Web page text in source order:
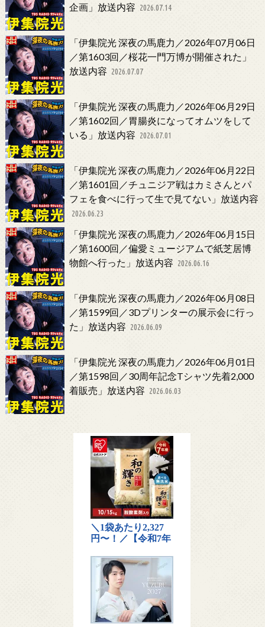
企画」放送内容 2026.07.14
「伊集院光 深夜の馬鹿力／2026年07月06日
／第1603回／桜花一門万博が開催された」
放送内容 2026.07.07
「伊集院光 深夜の馬鹿力／2026年06月29日
／第1602回／胃腸炎になってオムツをして
いる」放送内容 2026.07.01
「伊集院光 深夜の馬鹿力／2026年06月22日
／第1601回／チュニジア戦はカミさんとパ
フェを食べに行って生で見てない」放送内容
2026.06.23
「伊集院光 深夜の馬鹿力／2026年06月15日
／第1600回／偏愛ミュージアムで紙芝居博
物館へ行った」放送内容 2026.06.16
「伊集院光 深夜の馬鹿力／2026年06月08日
／第1599回／3Dプリンターの展示会に行っ
た」放送内容 2026.06.09
「伊集院光 深夜の馬鹿力／2026年06月01日
／第1598回／30周年記念Tシャツ先着2,000
着販売」放送内容 2026.06.03